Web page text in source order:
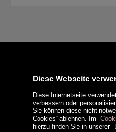
Diese Webseite
Diese Internetseite
verbessern oder
Sie können diese nicht
Cookies“ ablehnen. Im
hierzu finden Sie in unserer